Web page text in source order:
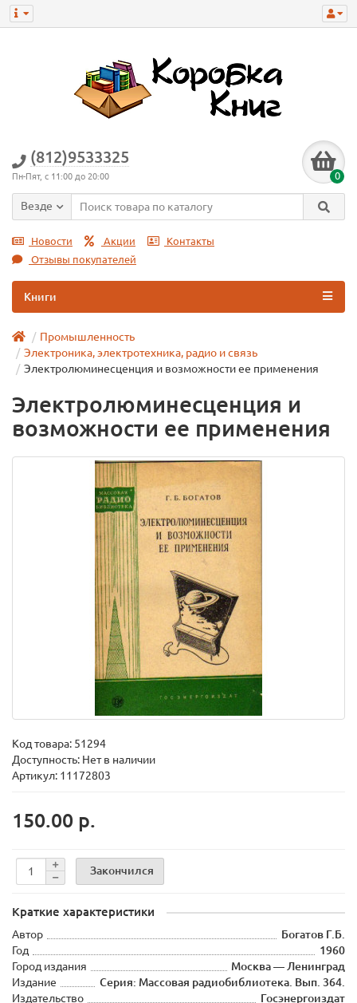
(812)9533325
Пн-Пят, с 11:00 до 20:00 0
Везде
Новости Акции
Контакты
Отзывы покупателей
Книги
Промышленность
Электроника, электротехника, радио и связь
Электролюминесценция и возможности ее применения
Электролюминесценция и
возможности ее применения
Код товара: 51294
Доступность: Нет в наличии
Артикул: 11172803
150.00 р.
Закончился
Краткие характеристики
Автор
Богатов Г.Б.
Год
1960
Город издания
Москва — Ленинград
Издание
Серия: Массовая радиобиблиотека. Вып. 364.
Издательство
Госэнергоиздат